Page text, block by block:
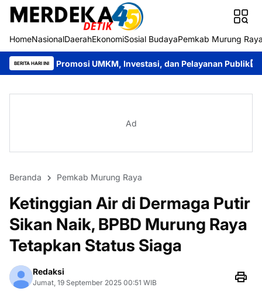
HomeNasionalDaerahEkonomiSosial BudayaPemkab Murung
BERITA HARI INI
UMKM, Investasi, dan Pelayanan Publik Bupati Heriyus
Ad
Beranda Pemkab Murung Raya
Ketinggian Air di Dermaga Putir
Sikan Naik, BPBD Murung Raya
Tetapkan Status Siaga
Redaksi
Jumat, 19 September 2025 00:51 WIB